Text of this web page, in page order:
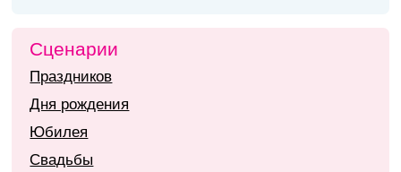
Сценарии
Праздников
Дня рождения
Юбилея
Свадьбы